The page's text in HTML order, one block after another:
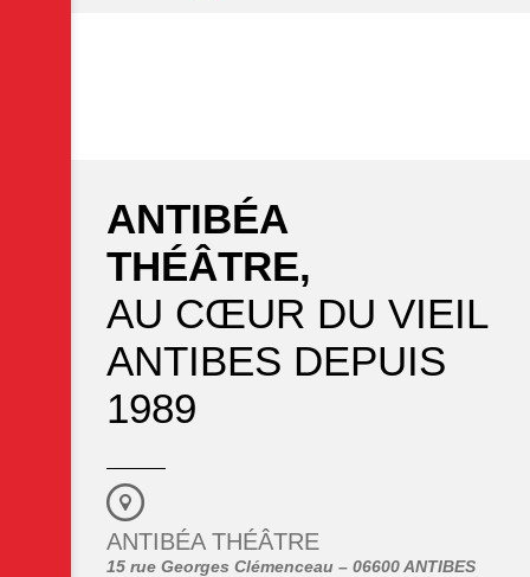
ANTIBÉA
THÉÂTRE,
AU CŒUR DU VIEIL
ANTIBES DEPUIS
1989
ANTIBÉA THÉÂTRE
15 rue Georges Clémenceau – 06600 ANTIBES